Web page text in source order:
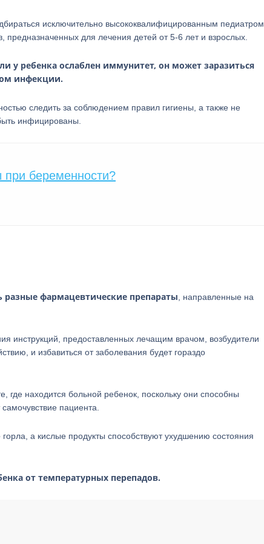
исключительно высококвалифицированным педиатром,
для лечения детей от 5-6 лет и взрослых.
у ребенка ослаблен иммунитет, он может заразиться
инфекции.
следить за соблюдением правил гигиены, а также не
инфицированы.
беременности?
фармацевтические препараты , направленные на
инструкций, предоставленных лечащим врачом, возбудители
и избавиться от заболевания будет гораздо
где находится больной ребенок, поскольку они способны
пациента.
а кислые продукты способствуют ухудшению состояния
от температурных перепадов.